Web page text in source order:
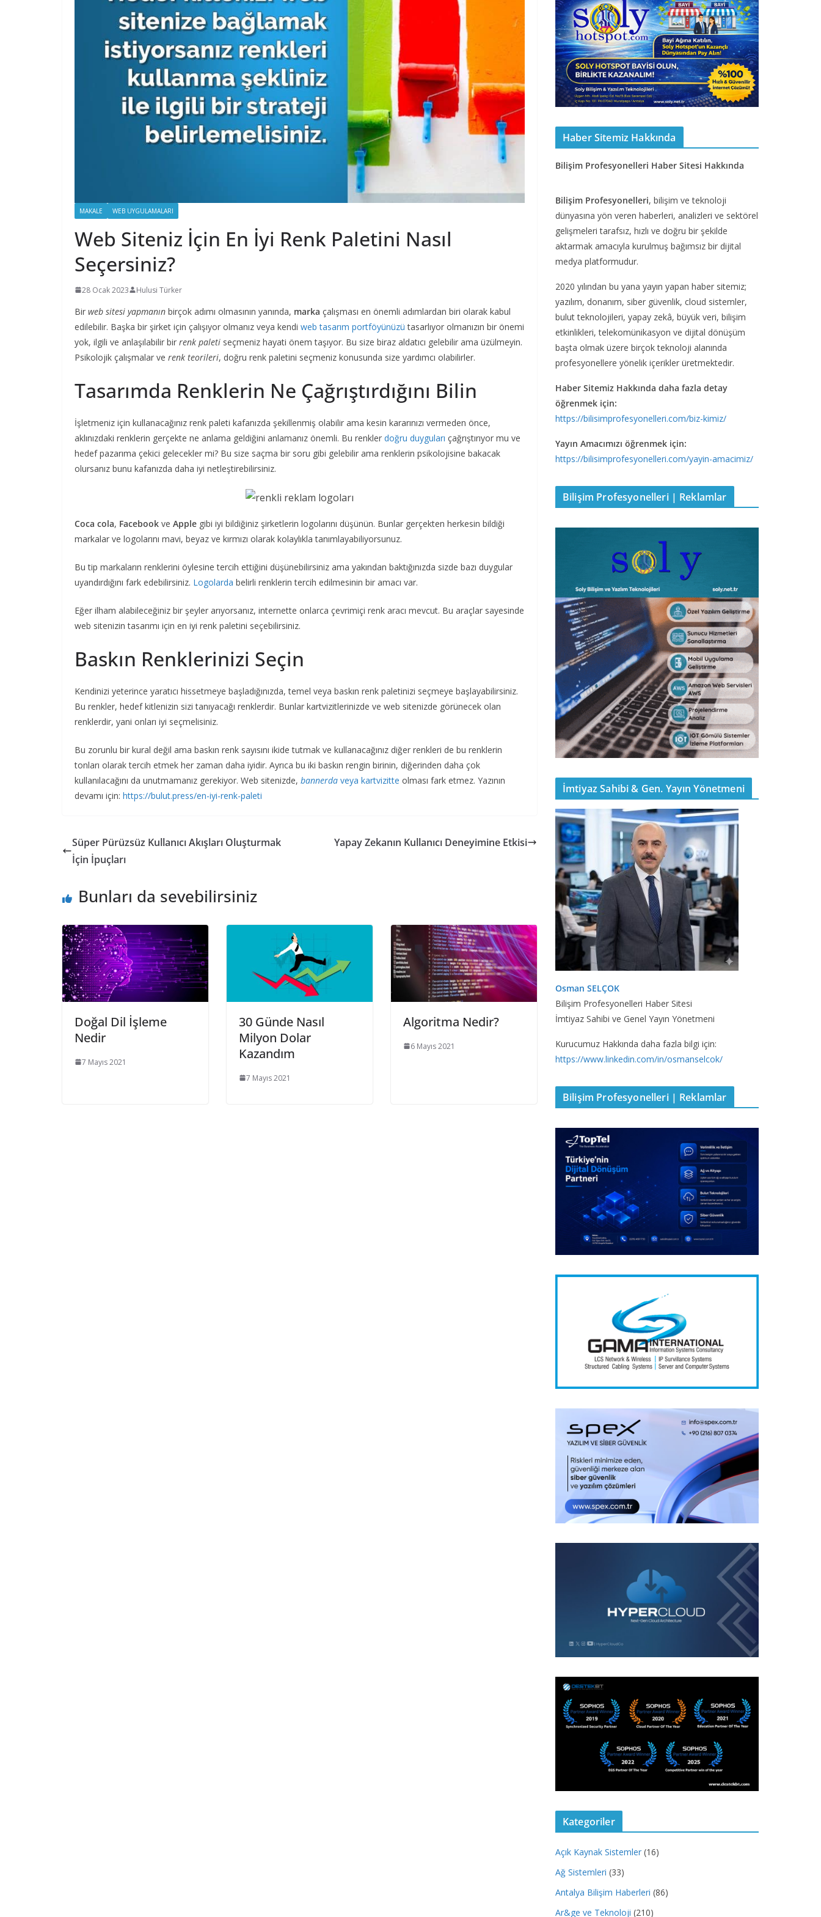
MAKALE WEB UYGULAMALARI
Web Siteniz İçin En İyi Renk Paletini Nasıl
Seçersiniz?
28 Ocak 2023 Hulusi Türker
Bir web sitesi yapmanın birçok adımı olmasının yanında, marka çalışması en önemli adımlardan biri olarak kabul
edilebilir. Başka bir şirket için çalışıyor olmanız veya kendi web tasarım portföyünüzü tasarlıyor olmanızın bir önemi
yok, ilgili ve anlaşılabilir bir renk paleti seçmeniz hayati önem taşıyor. Bu size biraz aldatıcı gelebilir ama üzülmeyin.
Psikolojik çalışmalar ve renk teorileri, doğru renk paletini seçmeniz konusunda size yardımcı olabilirler.
Tasarımda Renklerin Ne Çağrıştırdığını Bilin
İşletmeniz için kullanacağınız renk paleti kafanızda şekillenmiş olabilir ama kesin kararınızı vermeden önce,
aklınızdaki renklerin gerçekte ne anlama geldiğini anlamanız önemli. Bu renkler doğru duyguları çağrıştırıyor mu ve
hedef pazarıma çekici gelecekler mi? Bu size saçma bir soru gibi gelebilir ama renklerin psikolojisine bakacak
olursanız bunu kafanızda daha iyi netleştirebilirsiniz.
Coca cola, Facebook ve Apple gibi iyi bildiğiniz şirketlerin logolarını düşünün. Bunlar gerçekten herkesin bildiği
markalar ve logolarını mavi, beyaz ve kırmızı olarak kolaylıkla tanımlayabiliyorsunuz.
Bu tip markaların renklerini öylesine tercih ettiğini düşünebilirsiniz ama yakından baktığınızda sizde bazı duygular
uyandırdığını fark edebilirsiniz. Logolarda belirli renklerin tercih edilmesinin bir amacı var.
Eğer ilham alabileceğiniz bir şeyler arıyorsanız, internette onlarca çevrimiçi renk aracı mevcut. Bu araçlar sayesinde
web sitenizin tasarımı için en iyi renk paletini seçebilirsiniz.
Baskın Renklerinizi Seçin
Kendinizi yeterince yaratıcı hissetmeye başladığınızda, temel veya baskın renk paletinizi seçmeye başlayabilirsiniz.
Bu renkler, hedef kitlenizin sizi tanıyacağı renklerdir. Bunlar kartvizitlerinizde ve web sitenizde görünecek olan
renklerdir, yani onları iyi seçmelisiniz.
Bu zorunlu bir kural değil ama baskın renk sayısını ikide tutmak ve kullanacağınız diğer renkleri de bu renklerin
tonları olarak tercih etmek her zaman daha iyidir. Ayrıca bu iki baskın rengin birinin, diğerinden daha çok
kullanılacağını da unutmamanız gerekiyor. Web sitenizde, bannerda veya kartvizitte olması fark etmez. Yazının
devamı için: https://bulut.press/en-iyi-renk-paleti
Süper Pürüzsüz Kullanıcı Akışları Oluşturmak
İçin İpuçları
Yapay Zekanın Kullanıcı Deneyimine Etkisi
Bunları da sevebilirsiniz
Doğal Dil İşleme
Nedir
7 Mayıs 2021
30 Günde Nasıl
Milyon Dolar
Kazandım
7 Mayıs 2021
Algoritma Nedir?
6 Mayıs 2021
Haber Sitemiz Hakkında
Bilişim Profesyonelleri Haber Sitesi Hakkında
Bilişim Profesyonelleri, bilişim ve teknoloji
dünyasına yön veren haberleri, analizleri ve sektörel
gelişmeleri tarafsız, hızlı ve doğru bir şekilde
aktarmak amacıyla kurulmuş bağımsız bir dijital
medya platformudur.
2020 yılından bu yana yayın yapan haber sitemiz;
yazılım, donanım, siber güvenlik, cloud sistemler,
bulut teknolojileri, yapay zekâ, büyük veri, bilişim
etkinlikleri, telekomünikasyon ve dijital dönüşüm
başta olmak üzere birçok teknoloji alanında
profesyonellere yönelik içerikler üretmektedir.
Haber Sitemiz Hakkında daha fazla detay
öğrenmek için:
https://bilisimprofesyonelleri.com/biz-kimiz/
Yayın Amacımızı öğrenmek için:
https://bilisimprofesyonelleri.com/yayin-amacimiz/
Bilişim Profesyonelleri | Reklamlar
İmtiyaz Sahibi & Gen. Yayın Yönetmeni
Osman SELÇOK
Bilişim Profesyonelleri Haber Sitesi
İmtiyaz Sahibi ve Genel Yayın Yönetmeni
Kurucumuz Hakkında daha fazla bilgi için:
https://www.linkedin.com/in/osmanselcok/
Bilişim Profesyonelleri | Reklamlar
Kategoriler
Açık Kaynak Sistemler (16)
Ağ Sistemleri (33)
Antalya Bilişim Haberleri (86)
Ar&ge ve Teknoloji (210)